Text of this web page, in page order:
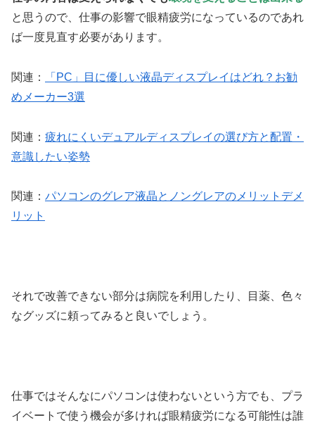
と思うので、仕事の影響で眼精疲労になっているのであれ
ば一度見直す必要があります。
関連：
「PC」目に優しい液晶ディスプレイはどれ？お勧
めメーカー3選
関連： 疲れにくいデュアルディスプレイの選び方と配置・
意識したい姿勢
関連： パソコンのグレア液晶とノングレアのメリットデメ
リット
それで改善できない部分は病院を利用したり、目薬、色々
なグッズに頼ってみると良いでしょう。
仕事ではそんなにパソコンは使わないという方でも、プラ
イベートで使う機会が多ければ眼精疲労になる可能性は誰